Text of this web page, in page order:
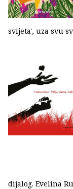
svijeta', uza svu
dijalog. Evelina